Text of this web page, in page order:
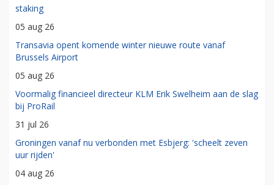
staking
05 aug 26
Transavia opent komende winter nieuwe route vanaf
Brussels Airport
05 aug 26
Voormalig financieel directeur KLM Erik Swelheim aan de slag
bij ProRail
31 jul 26
Groningen vanaf nu verbonden met Esbjerg: 'scheelt zeven
uur rijden'
04 aug 26